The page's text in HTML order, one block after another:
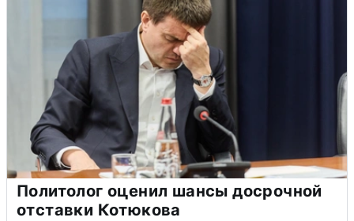
Политолог оценил шансы досрочной
отставки Котюкова